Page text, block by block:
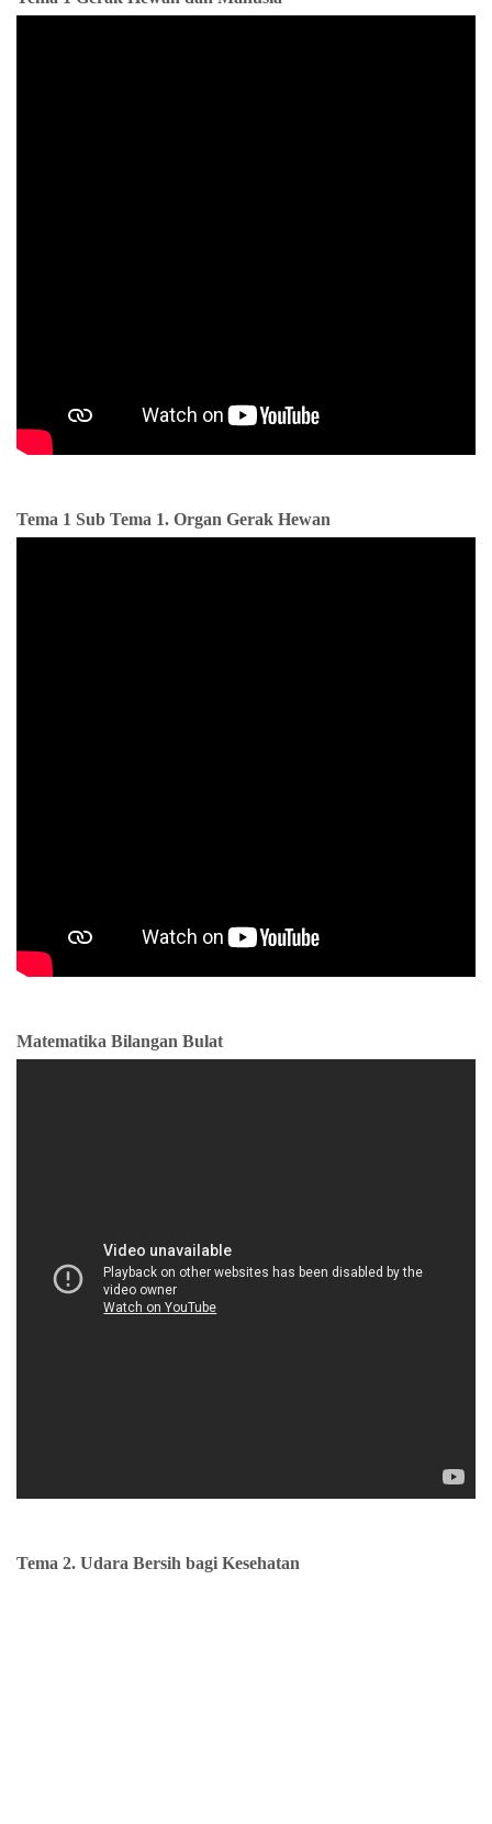
Tema 1 Sub Tema 1. Organ Gerak Hewan
Matematika Bilangan Bulat
Tema 2. Udara Bersih bagi Kesehatan